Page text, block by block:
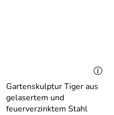
Gartenskulptur Tiger aus
gelasertem und
feuerverzinktem Stahl